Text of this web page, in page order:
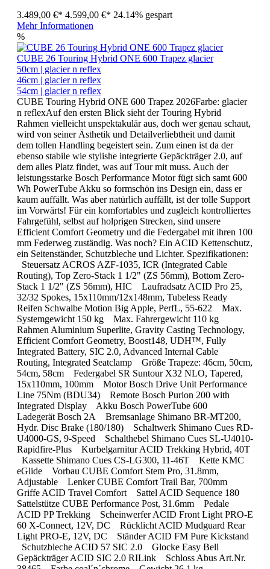
3.489,00 €* 4.599,00 €* 24.14% gespart
Mehr Informationen
%
CUBE 26 Touring Hybrid ONE 600 Trapez glacier
50cm | glacier n reflex
46cm | glacier n reflex
54cm | glacier n reflex
CUBE Touring Hybrid ONE 600 Trapez 2026Farbe: glacier
n reflexAuf den ersten Blick sieht der Touring Hybrid
Rahmen vielleicht unspektakulär aus, doch wer genau schaut,
wird von seiner Ästhetik und Detailverliebtheit und damit
dem tollen Handling begeistert sein. Zum einen ist da der
ebenso stabile wie stylishe integrierte Gepäckträger 2.0, auf
dem alles Platz findet, was auf Tour mit muss. Auch der
leistungsstarke Bosch Performance Motor fügt sich samt 600
Wh PowerTube Akku so formschön ins Design ein, dass er
kaum auffällt. Was aber natürlich auffällt, ist der tolle Support
im Vorwärts! Für ein komfortables und zugleich kontrolliertes
Fahrgefühl, selbst auf holprigen Strecken, sind unsere
Efficient Comfort Geometry und die Federgabel mit ihren 100
mm Federweg zuständig. Was noch? Ein ACID Kettenschutz,
ein Seitenständer, Schutzbleche und Lichter. Spezifikationen:
Steuersatz ACROS AZF-1035, ICR (Integrated Cable
Routing), Top Zero-Stack 1 1/2" (ZS 56mm), Bottom Zero-
Stack 1 1/2" (ZS 56mm), HIC Laufradsatz ACID Pro 25,
32/32 Spokes, 15x110mm/12x148mm, Tubeless Ready
Reifen Schwalbe Motion Big Apple, PerfL, 55-622 Max.
Systemgewicht 150 kg Max. Fahrergewicht 110 kg
Rahmen Aluminium Superlite, Gravity Casting Technology,
Efficient Comfort Geometry, Boost148, UDH™, Fully
Integrated Battery, SIC 2.0, Advanced Internal Cable
Routing, Integrated Seatclamp Größe Trapeze: 46cm, 50cm,
54cm, 58cm Federgabel SR Suntour X32 NLO, Tapered,
15x110mm, 100mm Motor Bosch Drive Unit Performance
Line 75Nm (BDU34) Remote Bosch Purion 200 with
Integrated Display Akku Bosch PowerTube 600
Ladegerät Bosch 2A Bremsanlage Shimano BR-MT200,
Hydr. Disc Brake (180/180) Schaltwerk Shimano Cues RD-
U4000-GS, 9-Speed Schalthebel Shimano Cues SL-U4010-
Rapidfire-Plus Kurbelgarnitur ACID Trekking Hybrid, 40T
Kassette Shimano Cues CS-LG300, 11-46T Kette KMC
eGlide Vorbau CUBE Comfort Stem Pro, 31.8mm,
Adjustable Lenker CUBE Comfort Trail Bar, 700mm
Griffe ACID Travel Comfort Sattel ACID Sequence 180
Sattelstütze CUBE Performance Post, 31.6mm Pedale
ACID PP Trekking Scheinwerfer ACID Front Light PRO-E
60 X-Connect, 12V, DC Rücklicht ACID Mudguard Rear
Light PRO-E, 12V, DC Ständer ACID FM Pure Kickstand
Schutzbleche ACID 57 SIC 2.0 Glocke Easy Bell
Gepäckträger ACID SIC 2.0 RILink Schloss Abus Art.Nr.